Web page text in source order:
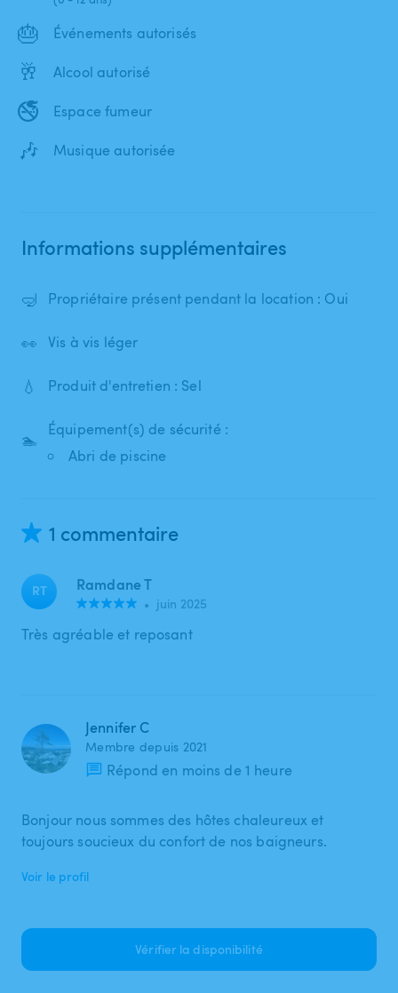
🎂 Événements autorisés
🥂 Alcool autorisé
🚭 Espace fumeur
🎶 Musique autorisée
Informations supplémentaires
🤿 Propriétaire présent pendant la location : Oui
👀 Vis à vis léger
💧 Produit d'entretien : Sel
🏊
Équipement(s) de sécurité :
Abri de piscine
1 commentaire
RT Ramdane T
• juin 2025
Très agréable et reposant
Jennifer C
Membre depuis 2021
Répond en moins de 1 heure
Bonjour nous sommes des hôtes chaleureux et
toujours soucieux du confort de nos baigneurs.
Voir le profil
Vérifier la disponibilité